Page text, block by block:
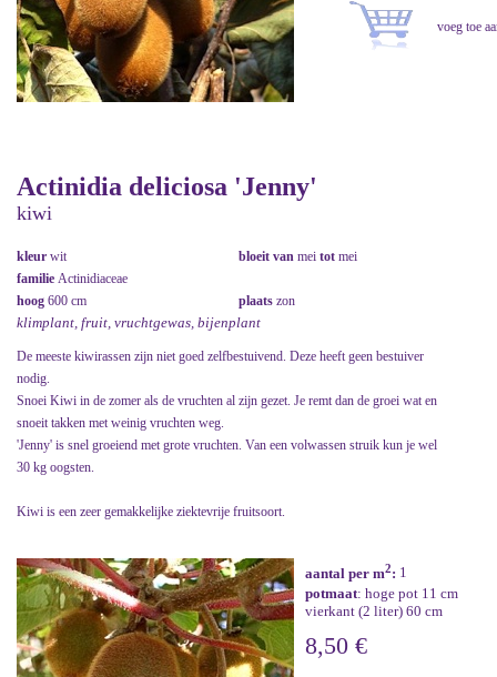
Actinidia deliciosa 'Jenny'
kiwi
kleur wit bloeit van mei tot mei
familie Actinidiaceae
hoog 600 cm plaats zon
klimplant, fruit, vruchtgewas, bijenplant
De meeste kiwirassen zijn niet goed zelfbestuivend. Deze heeft geen bestuiver
nodig.
Snoei Kiwi in de zomer als de vruchten al zijn gezet. Je remt dan de groei wat en
snoeit takken met weinig vruchten weg.
'Jenny' is snel groeiend met grote vruchten. Van een volwassen struik kun je wel
30 kg oogsten.
Kiwi is een zeer gemakkelijke ziektevrije fruitsoort.
aantal per m2: 1
potmaat: hoge pot 11 cm
vierkant (2 liter) 60 cm
8,50 €